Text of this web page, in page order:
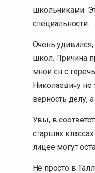
школьниками.
специальности.
Очень удивился,
школ. Причина
мной он с
Николаевичу не
верность делу,
Увы, в
старших
лицее могут
Не просто в